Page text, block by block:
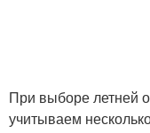
При выборе летней
учитываем